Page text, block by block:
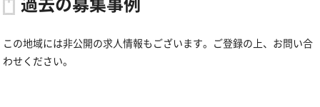
過去の募集事例
この地域には非公開の求人情報もございます。ご登録の上、お問い合
わせください。